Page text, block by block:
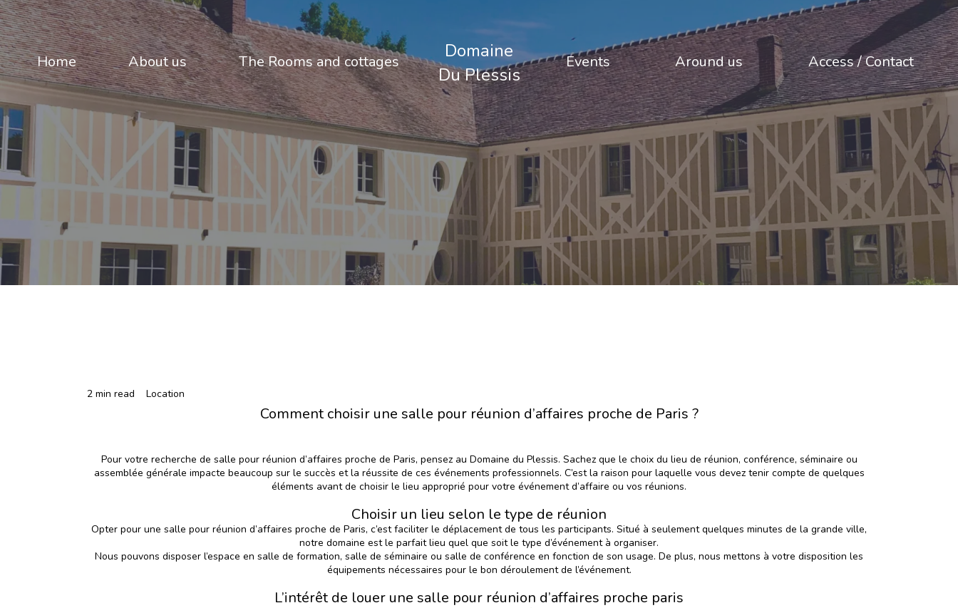
Home About us The Rooms and cottages
Domaine
Du Plessis
Events Around us Access / Contact
2 min read Location
Comment choisir une salle pour réunion d’affaires proche de Paris ?
Pour votre recherche de salle pour réunion d’affaires proche de Paris, pensez au Domaine du Plessis. Sachez que le choix du lieu de réunion, conférence, séminaire ou
assemblée générale impacte beaucoup sur le succès et la réussite de ces événements professionnels. C’est la raison pour laquelle vous devez tenir compte de quelques
éléments avant de choisir le lieu approprié pour votre événement d’affaire ou vos réunions.
Choisir un lieu selon le type de réunion
Opter pour une salle pour réunion d’affaires proche de Paris, c’est faciliter le déplacement de tous les participants. Situé à seulement quelques minutes de la grande ville,
notre domaine est le parfait lieu quel que soit le type d’événement à organiser.
Nous pouvons disposer l’espace en salle de formation, salle de séminaire ou salle de conférence en fonction de son usage. De plus, nous mettons à votre disposition les
équipements nécessaires pour le bon déroulement de l’événement.
L’intérêt de louer une salle pour réunion d’affaires proche paris